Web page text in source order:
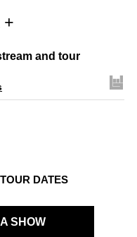
+
and tour
DATES
SHOW